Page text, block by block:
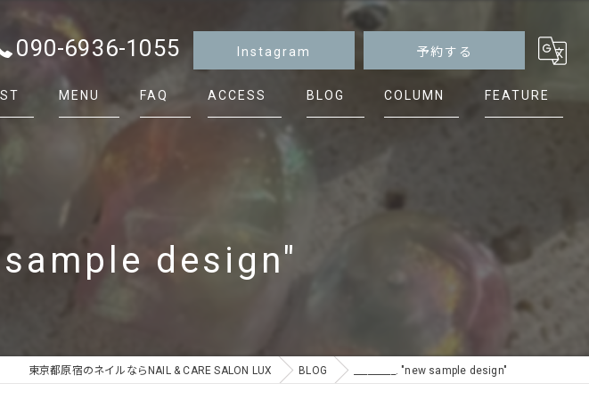
090-6936-1055 Instagram 予約する
MENU FAQ ACCESS BLOG COLUMN FEATURE
シンプル
sample design"
東京都原宿のネイルならNAIL & CARE SALON LUX BLOG _________. "new sample design"